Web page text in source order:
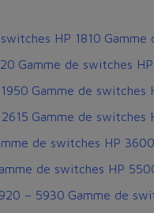
HP 1810 Gamme
Gamme de switches
Gamme de switches
Gamme de switches
de switches HP
de switches HP
– 5930 Gamme de